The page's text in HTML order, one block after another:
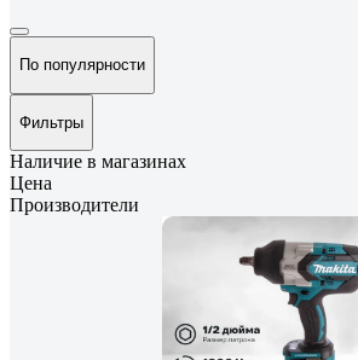
По популярности
Фильтры
Наличие в магазинах
Цена
Производители